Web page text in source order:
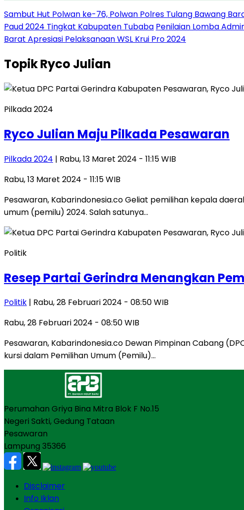
Sambut Hut Polwan ke-76, Polwan Polres Tulang Bawang
Paud 2024 Tingkat Kabupaten Tubaba Penilaian Lomba
Barat Apresiasi Pelaksanaan WSL Krui Pro 2024
TopikRyco Julian
Pilkada 2024
Ryco Julian Maju Pilkada Pesawaran
Pilkada 2024 | Rabu, 13 Maret 2024 - 11:15 WIB
Rabu, 13 Maret 2024 - 11:15 WIB
Pesawaran, Kabarindonesia.co Geliat pemilihan kepala
umum (pemilu) 2024. Salah satunya…
Politik
Resep Partai Gerindra Menangkan
Politik | Rabu, 28 Februari 2024 - 08:50 WIB
Rabu, 28 Februari 2024 - 08:50 WIB
Pesawaran, Kabarindonesia.co Dewan Pimpinan Cabang
kursi dalam Pemilihan Umum (Pemilu)…
Perumahan Griya Bina Mitra Blok F No.15
Negeri Sakti, Gedung Tataan
Pesawaran
Lampung 35366
Disclaimer
Info Iklan